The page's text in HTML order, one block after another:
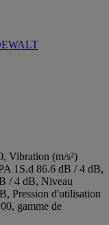
Vibration (m/s²)
1S.d 86.6 dB / 4 dB,
/ 4 dB, Niveau
Pression d'utilisation
gamme de